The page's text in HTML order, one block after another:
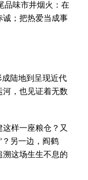
品味市井烟火：在
诚；把热爱当成事
陆地到呈现近代
，也见证着无数
样一座粮仓？又
另一边，阎鹤
这场生生不息的